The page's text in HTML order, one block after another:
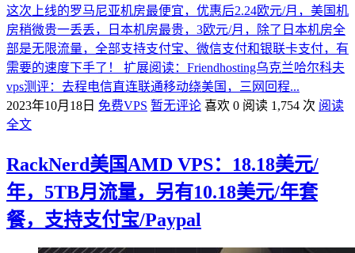
这次上线的罗马尼亚机房最便宜，优惠后2.24欧元/月，美国机
房稍微贵一丢丢，日本机房最贵，3欧元/月，除了日本机房全
部是无限流量，全部支持支付宝、微信支付和银联卡支付，有
需要的速度下手了！ 扩展阅读：Friendhosting乌克兰哈尔科夫
vps测评：去程电信直连联通移动绕美国，三网回程...
2023年10月18日 免费VPS 暂无评论 喜欢 0 阅读 1,754 次 阅读
全文
RackNerd美国AMD VPS：18.18美元/
年，5TB月流量，另有10.18美元/年套
餐，支持支付宝/Paypal